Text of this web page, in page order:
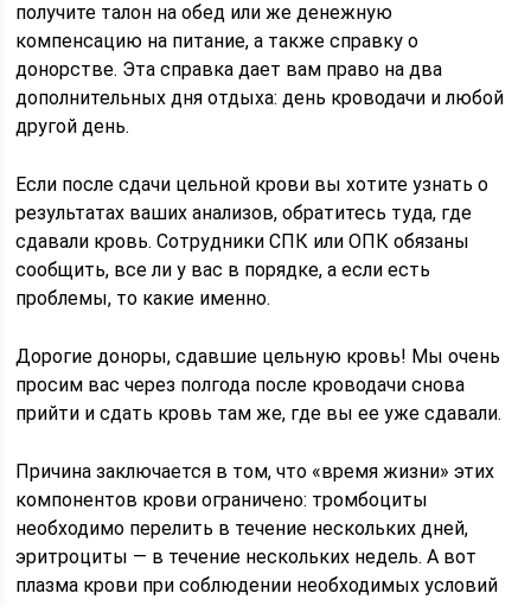
получите талон на обед или же денежную
компенсацию на питание, а также справку о
донорстве. Эта справка дает вам право на два
дополнительных дня отдыха: день кроводачи и любой
другой день.
Если после сдачи цельной крови вы хотите узнать о
результатах ваших анализов, обратитесь туда, где
сдавали кровь. Сотрудники СПК или ОПК обязаны
сообщить, все ли у вас в порядке, а если есть
проблемы, то какие именно.
Дорогие доноры, сдавшие цельную кровь! Мы очень
просим вас через полгода после кроводачи снова
прийти и сдать кровь там же, где вы ее уже сдавали.
Причина заключается в том, что «время жизни» этих
компонентов крови ограничено: тромбоциты
необходимо перелить в течение нескольких дней,
эритроциты — в течение нескольких недель. А вот
плазма крови при соблюдении необходимых условий